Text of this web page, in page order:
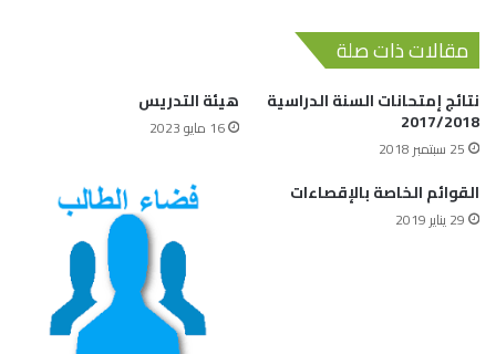
مقالات ذات صلة
نتائج إمتحانات السنة الدراسية
2017/2018
25 سبتمبر 2018
هيئة التدريس
16 مايو 2023
القوائم الخاصة بالإقصاءات
29 يناير 2019